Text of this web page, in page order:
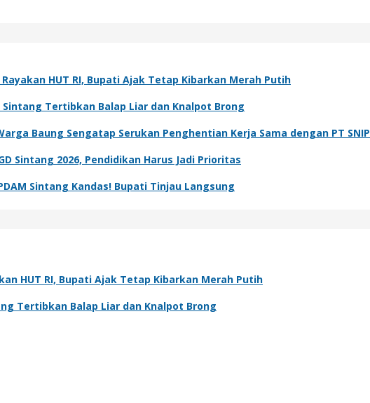
HUT RI, Bupati Ajak Tetap Kibarkan Merah Putih
Tertibkan Balap Liar dan Knalpot Brong
Baung Sengatap Serukan Penghentian Kerja Sama dengan PT SNIP
Sintang 2026, Pendidikan Harus Jadi Prioritas
Sintang Kandas! Bupati Tinjau Langsung
HUT RI, Bupati Ajak Tetap Kibarkan Merah Putih
Tertibkan Balap Liar dan Knalpot Brong